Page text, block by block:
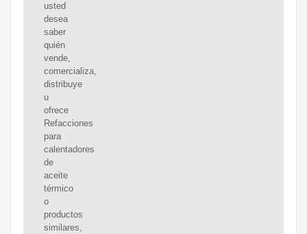
usted
desea
saber
quién
vende,
comercializa,
distribuye
u
ofrece
Refacciones
para
calentadores
de
aceite
térmico
o
productos
similares,